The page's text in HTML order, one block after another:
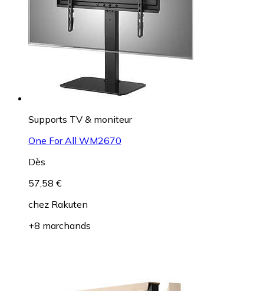
Supports TV & moniteur
One For All WM2670
Dès
57,58 €
chez Rakuten
+8 marchands